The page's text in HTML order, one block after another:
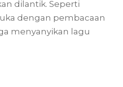
dilantik. Seperti
dengan pembacaan
menyanyikan lagu